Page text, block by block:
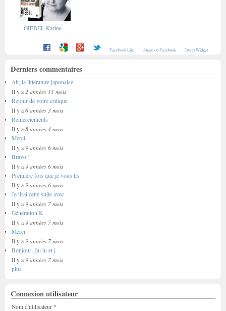
GIEBEL Karine
Facebook Like Share on Facebook Tweet Widget
Derniers commentaires
Ah, la littérature japonaise
Il y a 2 années 11 mois
Retour de votre critique
Il y a 6 années 3 mois
Remerciements
Il y a 8 années 4 mois
Merci
Il y a 9 années 6 mois
Bravo !
Il y a 9 années 6 mois
Première fois que je vous lis
Il y a 9 années 6 mois
Je lirai cette suite avec
Il y a 9 années 7 mois
Génération K
Il y a 9 années 7 mois
Merci
Il y a 9 années 7 mois
Bonjour, j'ai lu et j
Il y a 9 années 7 mois
plus
Connexion utilisateur
Nom d'utilisateur *